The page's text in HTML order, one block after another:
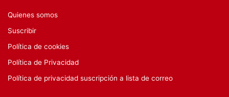
Quienes somos
Suscribir
Política de cookies
Política de Privacidad
Política de privacidad suscripción a lista de correo